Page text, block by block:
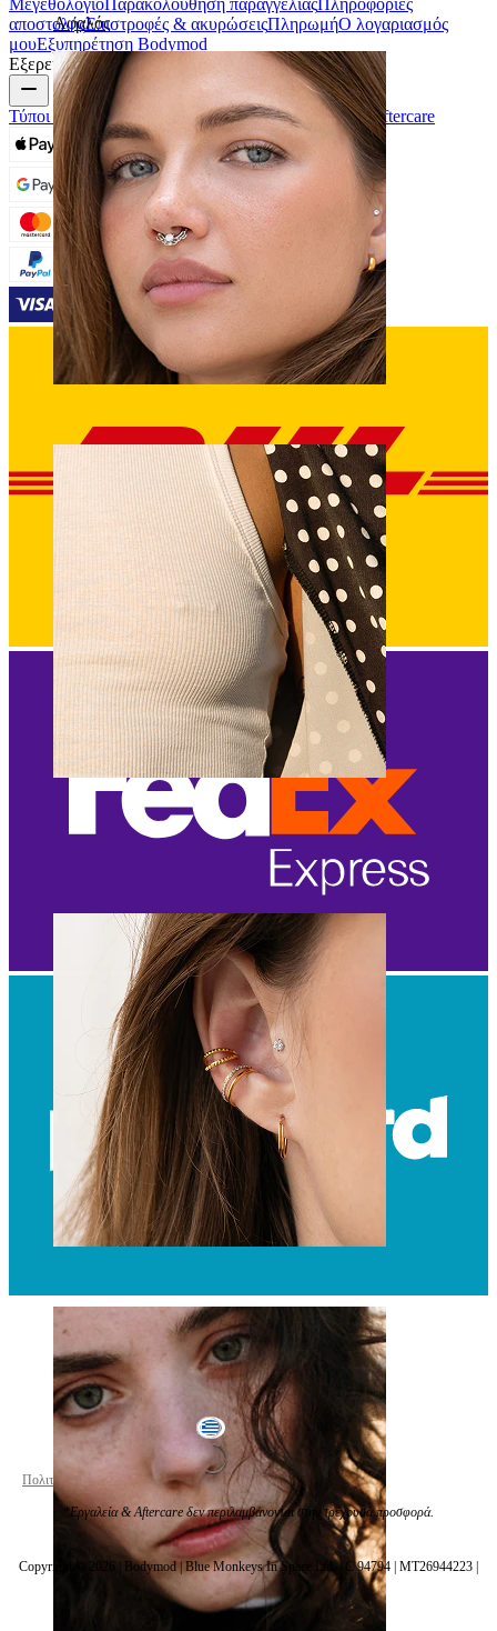
Αφαλός
αποστολήςΕπιστροφές & ακυρώσειςΠληρωμήΟ λογαριασμός
μουΕξυπηρέτηση Bodymod
Εξερεύνηση
Τύποι piercingΥλικά piercing κοσμημάτων Piercing aftercare
Greece
Πολιτική Απορρήτου Ρυθμίσεις Cookie
*Εργαλεία & Aftercare δεν περιλαμβάνονται στην τρέχουσα προσφορά.
Copyright © 2026 | Bodymod | Blue Monkeys In Space Ltd. | C 94794 | MT26944223 |